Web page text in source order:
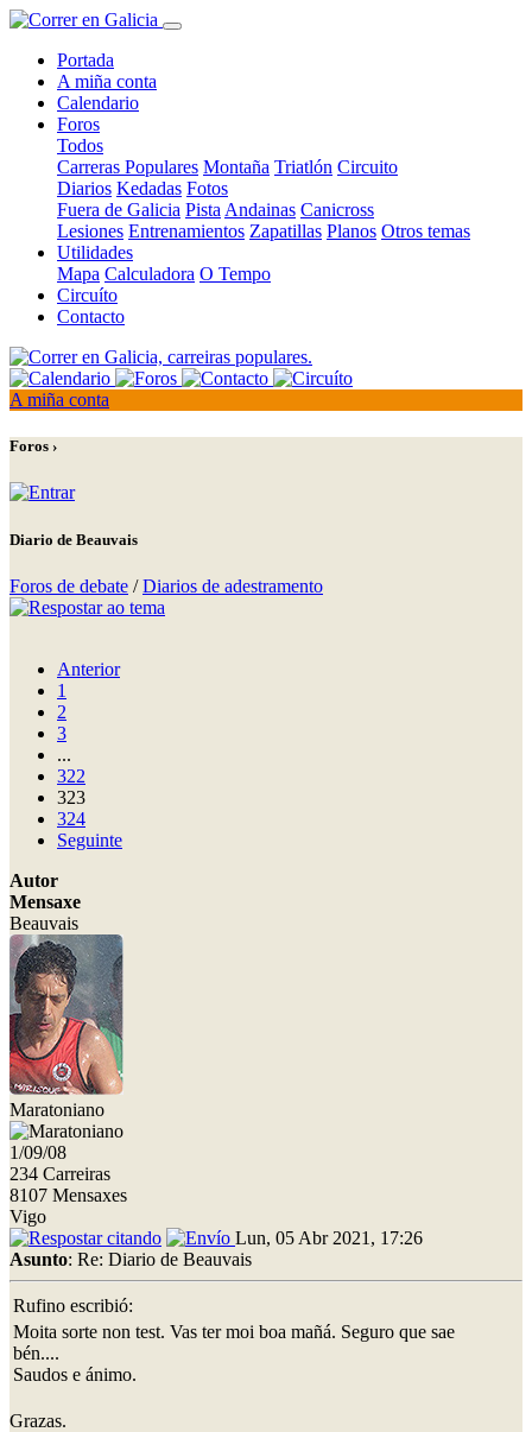
Portada
A miña conta
Calendario
Foros
Todos
Carreras Populares Montaña Triatlón Circuito
Diarios Kedadas Fotos
Fuera de Galicia Pista Andainas Canicross
Lesiones Entrenamientos Zapatillas Planos Otros temas
Utilidades
Mapa Calculadora O Tempo
Circuíto
Contacto
A miña conta
Foros ›
Diario de Beauvais
Foros de debate /Diarios de adestramento
Anterior
1
2
3
...
322
323
324
Seguinte
Autor
Mensaxe
Beauvais
Maratoniano
1/09/08
234 Carreiras
8107 Mensaxes
Vigo
Lun, 05 Abr 2021, 17:26
Asunto: Re: Diario de Beauvais
Rufino escribió:
Moita sorte non test. Vas ter moi boa mañá. Seguro que sae
bén....
Saudos e ánimo.
Grazas.